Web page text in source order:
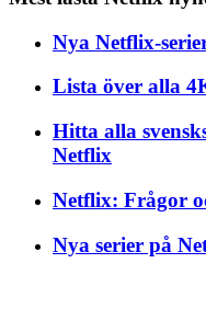
Nya Netflix-
Lista över alla
Hitta alla
Netflix
Netflix: Frågor
Nya serier på